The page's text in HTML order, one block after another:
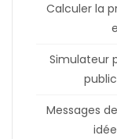
Calculer la
Simulateur
Messages